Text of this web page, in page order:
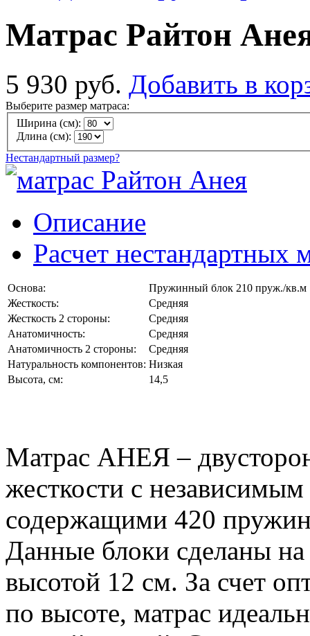
Матрас Райтон
5 930 руб. Добавить в
Выберите размер матраса:
Ширина (см):
Длина (см):
Нестандартный размер?
Описание
Расчет нестандартных
Основа:
Пружинный блок 210 пруж./кв.м
Жесткость:
Средняя
Жесткость 2 стороны:
Средняя
Анатомичность:
Средняя
Анатомичность 2 стороны:
Средняя
Натуральность компонентов: Низкая
Высота, см:
14,5
Матрас АНЕЯ –
жесткости с
содержащими 420
Данные блоки сделаны
высотой 12 см. За счет
по высоте, матрас